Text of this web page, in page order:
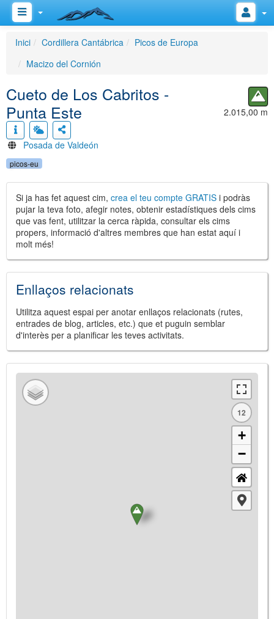
Inici Cordillera Cantábrica
Picos de Europa
Macizo del Cornión
Cueto de Los Cabritos -
Punta Este
Posada de Valdeón
2.015,00 m
picos-eu
Si ja has fet aquest cim, crea el teu compte GRATIS i podràs
pujar la teva foto, afegir notes, obtenir estadístiques dels cims
que vas fent, utilitzar la cerca ràpida, consultar els cims
propers, informació d'altres membres que han estat aquí i
molt més!
Enllaços relacionats
Utilitza aquest espai per anotar enllaços relacionats (rutes,
entrades de blog, articles, etc.) que et puguin semblar
d'interès per a planificar les teves activitats.
12
+
−